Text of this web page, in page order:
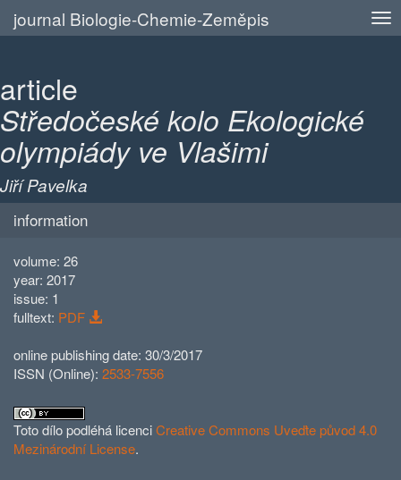
journal Biologie-Chemie-Zeměpis
article
Středočeské kolo Ekologické
olympiády ve Vlašimi
Jiří Pavelka
information
volume: 26
year: 2017
issue: 1
fulltext: PDF
online publishing date: 30/3/2017
ISSN (Online): 2533-7556
Toto dílo podléhá licenciCreative Commons Uveďte původ 4.0
Mezinárodní License.